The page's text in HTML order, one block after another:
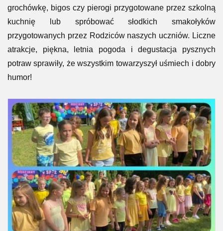
grochówkę, bigos czy pierogi przygotowane przez szkolną
kuchnię lub spróbować słodkich smakołyków
przygotowanych przez Rodziców naszych uczniów. Liczne
atrakcje, piękna, letnia pogoda i degustacja pysznych
potraw sprawiły, że wszystkim towarzyszył uśmiech i dobry
humor!